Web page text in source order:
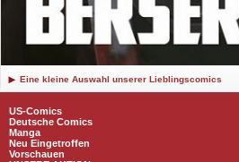
Eine kleine Auswahl unserer Lieblingscomics
US-Comics
Deutsche Comics
Manga
Neu Eingetroffen
Vorschauen